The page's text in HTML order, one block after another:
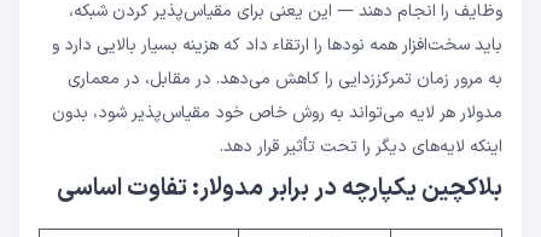
وظایف را انجام دهند — این یعنی برای مقیاس‌پذیر کردن شبکه،
باید سخت‌افزار همه نودها را ارتقاء داد که هزینه بسیار بالایی دارد و
به مرور زمان تمرکززدایی را کاهش می‌دهد. در مقابل، در معماری
مدولار هر لایه می‌تواند به روش خاص خود مقیاس‌پذیر شود، بدون
اینکه لایه‌های دیگر را تحت تأثیر قرار دهد.
بلاکچین یکپارچه در برابر مدولار: تفاوت اساسی